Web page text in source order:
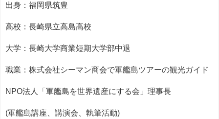
出身：福岡県筑豊
高校：長崎県立高島高校
大学：長崎大学商業短期大学部中退
職業：株式会社シーマン商会で軍艦島ツアーの観光ガイド
NPO法人「軍艦島を世界遺産にする会」理事長
(軍艦島講座、講演会、執筆活動)